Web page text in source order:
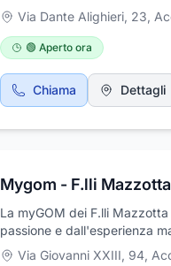
esigenze dell’opera funebre,
adeguatamente preparati per
servizio completo in ogni
cura della salma e il suo
momento della tumulazione e
nel frattempo
Offriamo anche servizio di
3687617809.
Via Dante Alighieri, 23,
🟢 Aperto ora
Chiama Dettagli
Mygom - F.lli Mazzotta
La myGOM dei F.lli
passione e dall'esperienza
anni di lavoro nel settore
Via Giovanni XXIII, 94,